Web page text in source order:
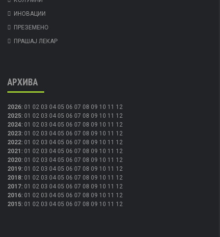
ИНОВАЦИИ
ПРЕЗЕМЕНО
ПРАШАЈ ЛЕКАР
АРХИВА
2026: 01 02 03 04 05 06 07 08 09 10 11 12
2025: 01 02 03 04 05 06 07 08 09 10 11 12
2024: 01 02 03 04 05 06 07 08 09 10 11 12
2023: 01 02 03 04 05 06 07 08 09 10 11 12
2022: 01 02 03 04 05 06 07 08 09 10 11 12
2021 : 01 02 03 04 05 06 07 08 09 10 11 12
2020: 01 02 03 04 05 06 07 08 09 10 11 12
2019: 01 02 03 04 05 06 07 08 09 10 11 12
2018: 01 02 03 04 05 06 07 08 09 10 11 12
2017: 01 02 03 04 05 06 07 08 09 10 11 12
2016: 01 02 03 04 05 06 07 08 09 10 11 12
2015: 01 02 03 04 05 06 07 08 09 10 11 12